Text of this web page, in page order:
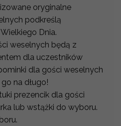
oryginalne
podkreślą
Dnia.
weselnych będą z
dla uczestników
dla gości weselnych
na długo!
prezencik dla gości
lub wstążki do wyboru.